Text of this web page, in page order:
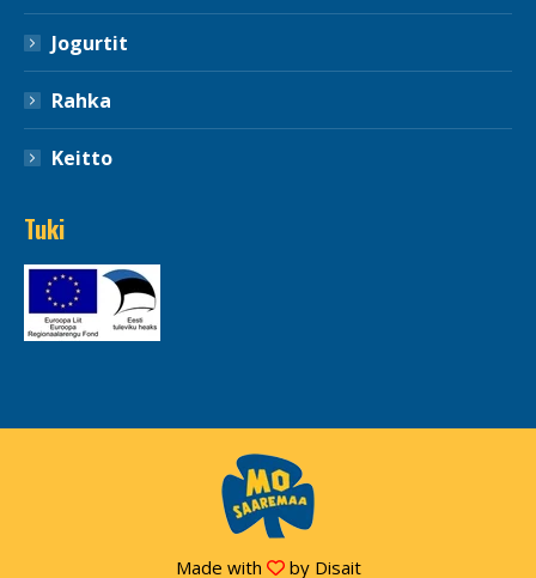
Jogurtit
Rahka
Keitto
Tuki
Made with by Disait